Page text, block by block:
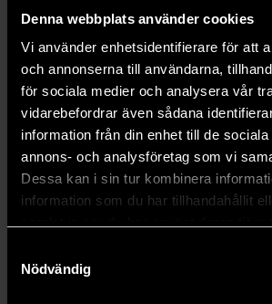
Denna webbplats använder cookies
Vi använder enhetsidentifierare för att
och annonserna till användarna,
för sociala medier och analysera vår
vidarebefordrar även sådana
information från din enhet till de
annons- och analysföretag som vi
Dessa kan i sin tur kombinera
information som du har tillhandahållit
Nödvändig
Includes poster
Mer från Bandai